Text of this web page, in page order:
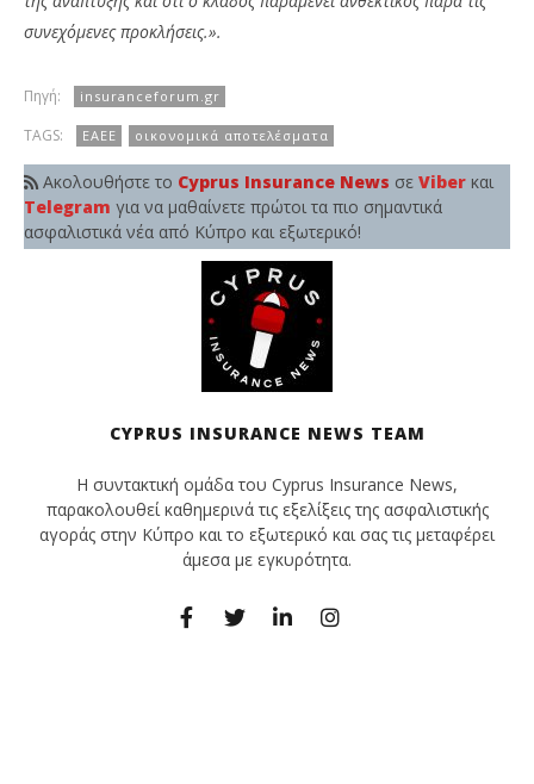
συνεχόμενες προκλήσεις.».
Πηγή: insuranceforum.gr
TAGS: ΕΑΕΕ οικονομικά αποτελέσματα
Ακολουθήστε το Cyprus Insurance News σε Viber και
Telegram για να μαθαίνετε πρώτοι τα πιο σημαντικά
ασφαλιστικά νέα από Κύπρο και εξωτερικό!
CYPRUS INSURANCE NEWS TEAM
Η συντακτική ομάδα του Cyprus Insurance News,
παρακολουθεί καθημερινά τις εξελίξεις της ασφαλιστικής
αγοράς στην Κύπρο και το εξωτερικό και σας τις μεταφέρει
άμεσα με εγκυρότητα.